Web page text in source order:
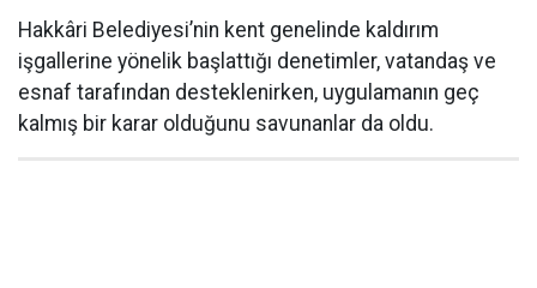
Hakkâri Belediyesi’nin kent genelinde kaldırım
işgallerine yönelik başlattığı denetimler, vatandaş ve
esnaf tarafından desteklenirken, uygulamanın geç
kalmış bir karar olduğunu savunanlar da oldu.